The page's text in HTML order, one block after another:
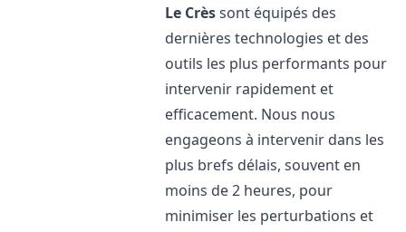
Le Crèssont équipés des
dernières technologies et des
outils les plus performants pour
intervenir rapidement et
efficacement. Nous nous
engageons à intervenir dans les
plus brefs délais, souvent en
moins de 2 heures, pour
minimiser les perturbations et